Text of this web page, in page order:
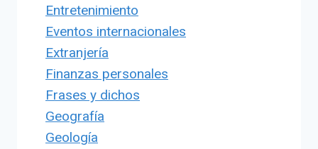
Entretenimiento
Eventos internacionales
Extranjería
Finanzas personales
Frases y dichos
Geografía
Geología